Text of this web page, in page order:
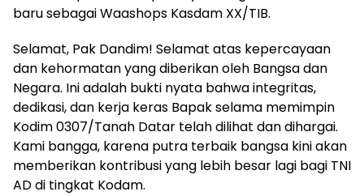
baru sebagai Waashops Kasdam XX/TIB.
Selamat, Pak Dandim! Selamat atas kepercayaan
dan kehormatan yang diberikan oleh Bangsa dan
Negara. Ini adalah bukti nyata bahwa integritas,
dedikasi, dan kerja keras Bapak selama memimpin
Kodim 0307/Tanah Datar telah dilihat dan dihargai.
Kami bangga, karena putra terbaik bangsa kini akan
memberikan kontribusi yang lebih besar lagi bagi TNI
AD di tingkat Kodam.